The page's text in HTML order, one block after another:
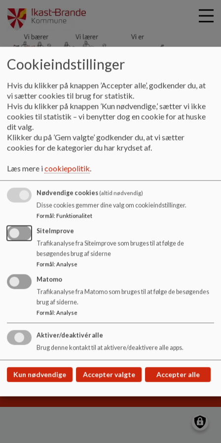
i
Kontakt Skolebestyrelsen Forretningsorden
Forretningsorden
Forretningsorden
Dokumenter
Hyldgårdsskolen
Hyldgårds Allé 9
hyldgaardsskolen@ikast-brande.dk
99604800
EAN NR.
5798005571100
Sitemap
Cookie politik
Cookieindstillinger
Hvis du klikker på knappen ’Accepter alle’, godkender du, at
vi sætter cookies til brug for statistik.
Hvis du klikker på knappen ’Kun nødvendige,’ sætter vi ikke
cookies til statistik – vi benytter dog en cookie for at huske
dit valg.
Klikker du på ’Gem valgte’ godkender du, at vi sætter
cookies for de kategorier du har krydset af.
Læs mere icookiepolitik.
Nødvendige cookies(altid nødvendig)
Disse cookies gemmer dine valg om cookieindstillinger.
Formål: Funktionalitet
SiteImprove
Trafikanalyse fra Siteimprove som bruges til at følge de
besøgendes brug af siderne
Formål: Analyse
Matomo
Trafikanalyse fra Matomo som bruges til at følge de besøgendes
brug af siderne.
Formål: Analyse
Aktiver/deaktivér alle
Brug denne kontakt til at aktivere/deaktivere alle apps.
Kun nødvendige Accepter valgte Accepter alle